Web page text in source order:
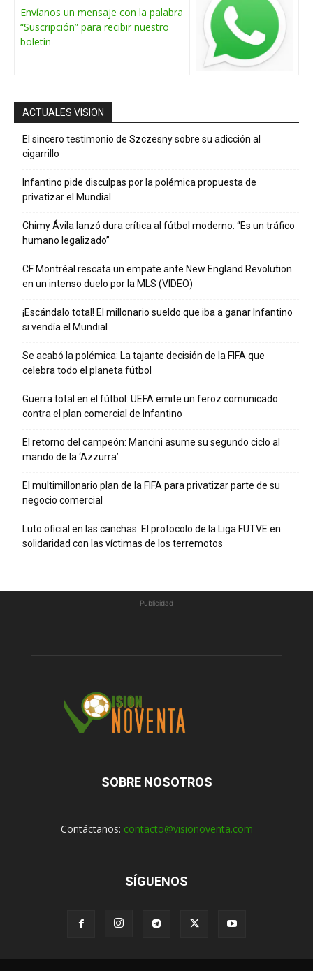
Envíanos un mensaje con la palabra
“Suscripción” para recibir nuestro
boletín
ACTUALES VISION
El sincero testimonio de Szczesny sobre su adicción al
cigarrillo
Infantino pide disculpas por la polémica propuesta de
privatizar el Mundial
Chimy Ávila lanzó dura crítica al fútbol moderno: “Es un tráfico
humano legalizado”
CF Montréal rescata un empate ante New England Revolution
en un intenso duelo por la MLS (VIDEO)
¡Escándalo total! El millonario sueldo que iba a ganar Infantino
si vendía el Mundial
Se acabó la polémica: La tajante decisión de la FIFA que
celebra todo el planeta fútbol
Guerra total en el fútbol: UEFA emite un feroz comunicado
contra el plan comercial de Infantino
El retorno del campeón: Mancini asume su segundo ciclo al
mando de la ‘Azzurra’
El multimillonario plan de la FIFA para privatizar parte de su
negocio comercial
Luto oficial en las canchas: El protocolo de la Liga FUTVE en
solidaridad con las víctimas de los terremotos
Publicidad
SOBRE NOSOTROS
Contáctanos: contacto@visionoventa.com
SÍGUENOS